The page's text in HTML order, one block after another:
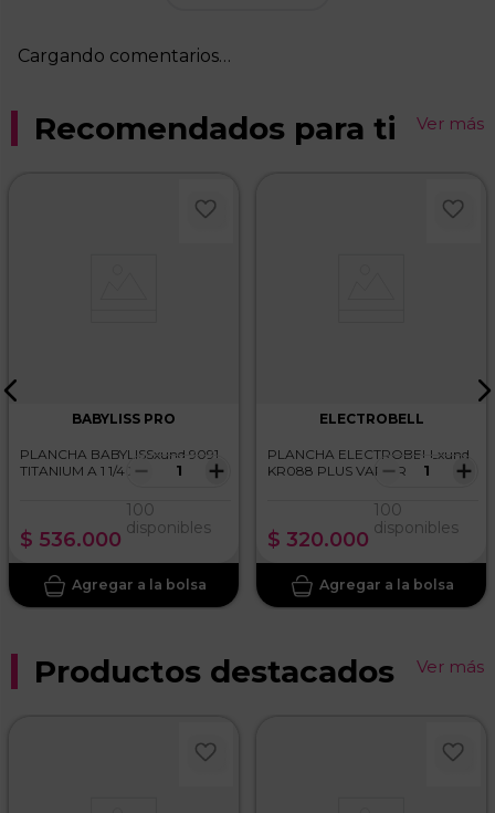
Cargando comentarios…
Recomendados para ti Ver más
BABYLISS PRO
PLANCHA BABYLISSxund 9091
TITANIUM A 1 1/4 XL
$ 536.000
＋
－
100
disponibles
ELECTROBELL
PLANCHA ELECTROBELLxund
KR088 PLUS VAPOR
$ 320.000
＋
－
100
disponibles
Productos destacados Ver más